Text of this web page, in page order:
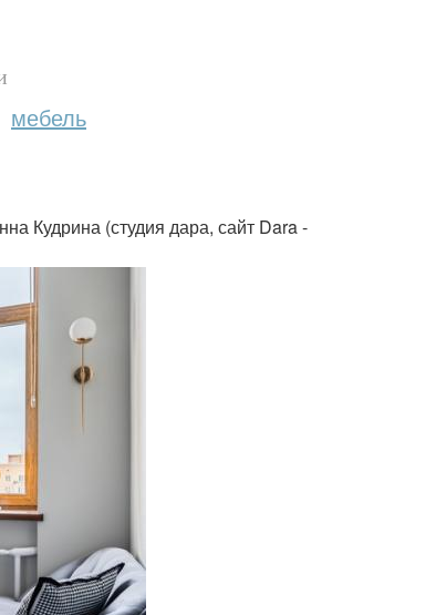
мебель
Кудрина (студия дара, сайт Dara -